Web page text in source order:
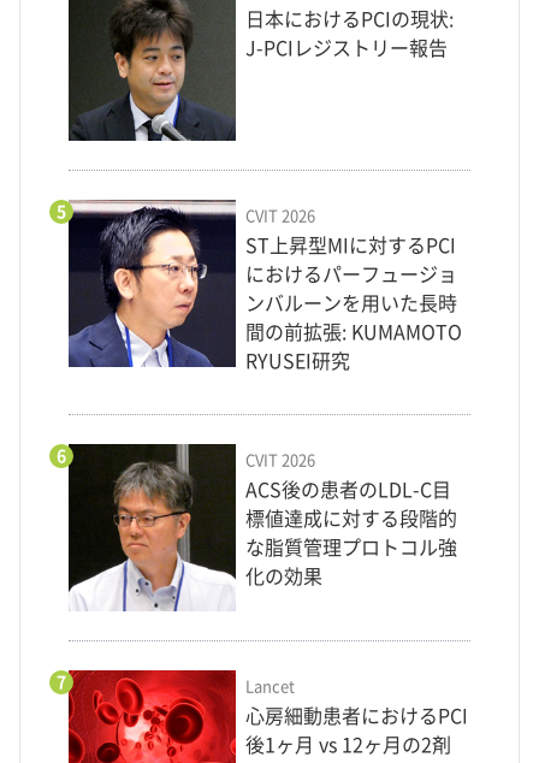
日本におけるPCIの現状:
J-PCIレジストリー報告
5 CVIT 2026
ST上昇型MIに対するPCI
におけるパーフュージョ
ンバルーンを用いた長時
間の前拡張: KUMAMOTO
RYUSEI研究
6 CVIT 2026
ACS後の患者のLDL-C目
標値達成に対する段階的
な脂質管理プロトコル強
化の効果
7 Lancet
心房細動患者におけるPCI
後1ヶ月 vs 12ヶ月の2剤